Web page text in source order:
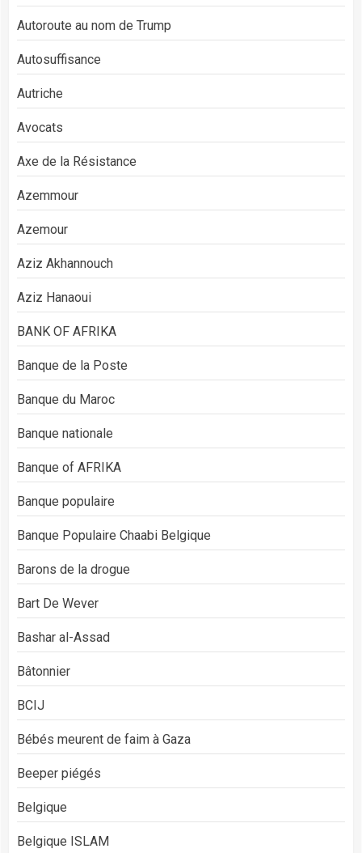
Autoroute au nom de Trump
Autosuffisance
Autriche
Avocats
Axe de la Résistance
Azemmour
Azemour
Aziz Akhannouch
Aziz Hanaoui
BANK OF AFRIKA
Banque de la Poste
Banque du Maroc
Banque nationale
Banque of AFRIKA
Banque populaire
Banque Populaire Chaabi Belgique
Barons de la drogue
Bart De Wever
Bashar al-Assad
Bâtonnier
BCIJ
Bébés meurent de faim à Gaza
Beeper piégés
Belgique
Belgique ISLAM